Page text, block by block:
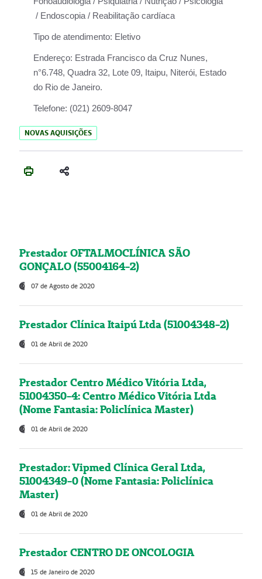
/ Endoscopia / Reabilitação cardíaca
Tipo de atendimento: Eletivo
Endereço: Estrada Francisco da Cruz Nunes,
n°6.748, Quadra 32, Lote 09, Itaipu, Niterói, Estado
do Rio de Janeiro.
Telefone: (021) 2609-8047
NOVAS AQUISIÇÕES
Prestador OFTALMOCLÍNICA SÃO
GONÇALO (55004164-2)
07 de Agosto de 2020
Prestador Clínica Itaipú Ltda (51004348-2)
01 de Abril de 2020
Prestador Centro Médico Vitória Ltda,
51004350-4: Centro Médico Vitória Ltda
(Nome Fantasia: Policlínica Master)
01 de Abril de 2020
Prestador: Vipmed Clínica Geral Ltda,
51004349-0 (Nome Fantasia: Policlínica
Master)
01 de Abril de 2020
Prestador CENTRO DE ONCOLOGIA
15 de Janeiro de 2020